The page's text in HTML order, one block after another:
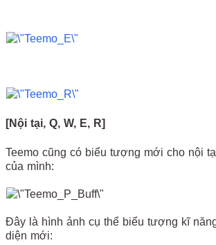
[Nội tại, Q, W, E, R]
Teemo cũng có biểu tượng mới cho nội
của mình:
Đây là hình ảnh cụ thể biểu tượng kĩ
diện mới: